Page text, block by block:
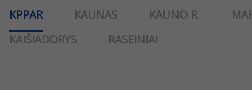
KPPAR KAUNAS KAUNO R.
KAIŠIADORYS
RASEINIAI